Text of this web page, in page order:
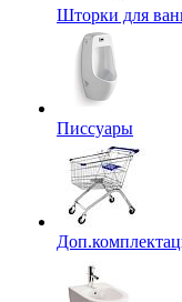
Шторки для
Писсуары